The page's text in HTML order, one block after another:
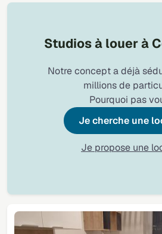
Studios à louer à
Notre concept a déjà
millions de
Pourquoi pas
Je cherche une
Je propose une